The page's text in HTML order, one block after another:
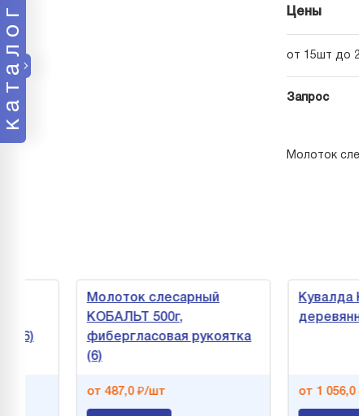
каталог Цены
от 15шт до
Запрос
Молоток
Молоток слесарный
КОБАЛЬТ 500г,
фибергласовая рукоятка
от 487,0 ₽/шт
Кувалда
от 1 056,0 ₽/